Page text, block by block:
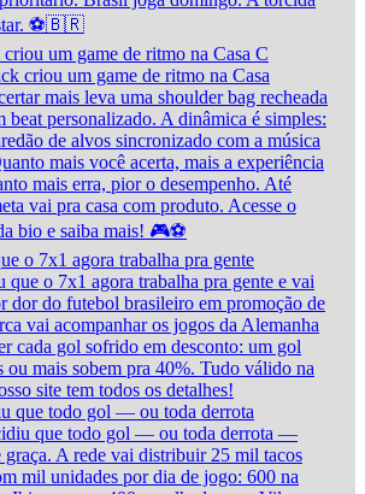
um game de ritmo na Casa C
o 7x1 agora trabalha pra gente
que todo gol — ou toda derrota